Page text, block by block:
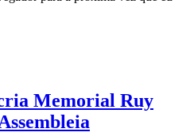
Memorial Ruy